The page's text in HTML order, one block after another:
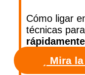
Cómo ligar
técnicas para
Mira